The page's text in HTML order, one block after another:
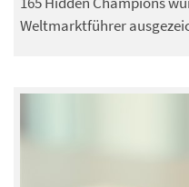
Weltmarktführer